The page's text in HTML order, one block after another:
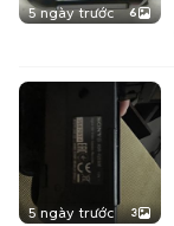
5 ngày trước 6
5 ngày trước 3